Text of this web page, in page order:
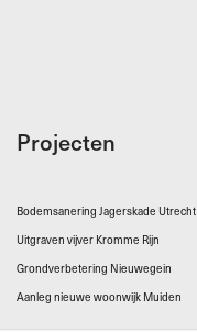
Projecten
Bodemsanering Jagerskade Utrecht
Uitgraven vijver Kromme Rijn
Grondverbetering Nieuwegein
Aanleg nieuwe woonwijk Muiden